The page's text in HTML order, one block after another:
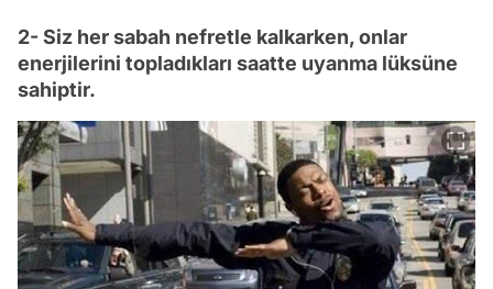
2- Siz her sabah nefretle kalkarken, onlar
enerjilerini topladıkları saatte uyanma lüksüne
sahiptir.